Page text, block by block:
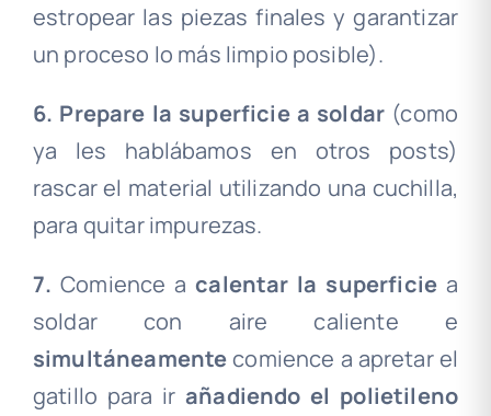
estropear las piezas finales y garantizar
un proceso lo más limpio posible).
6. Prepare la superficie a soldar (como
ya les hablábamos en otros posts)
rascar el material utilizando una cuchilla,
para quitar impurezas.
7. Comience acalentar la superficie a
soldar con aire caliente e
simultáneamentecomience a apretar el
gatillo para irañadiendo el polietileno